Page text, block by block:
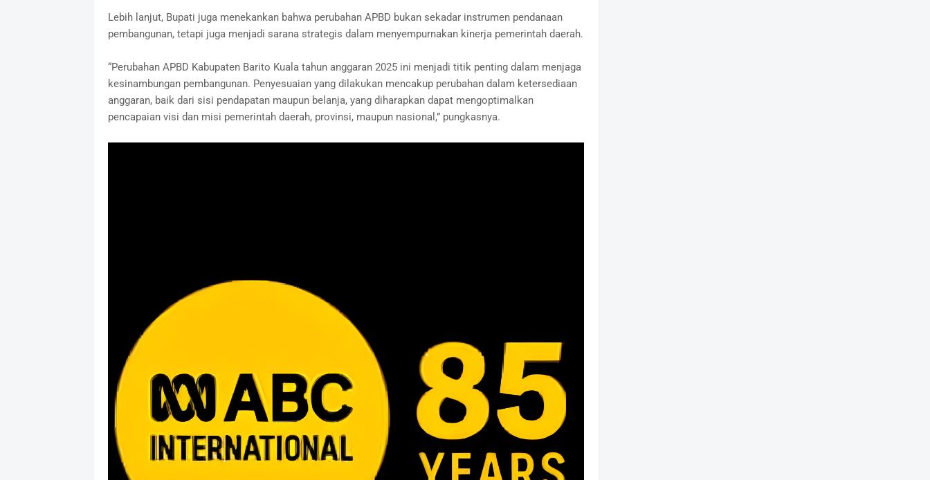
Lebih lanjut, Bupati juga menekankan bahwa perubahan APBD bukan sekadar instrumen pendanaan
pembangunan, tetapi juga menjadi sarana strategis dalam menyempurnakan kinerja pemerintah daerah.
“Perubahan APBD Kabupaten Barito Kuala tahun anggaran 2025 ini menjadi titik penting dalam menjaga
kesinambungan pembangunan. Penyesuaian yang dilakukan mencakup perubahan dalam ketersediaan
anggaran, baik dari sisi pendapatan maupun belanja, yang diharapkan dapat mengoptimalkan
pencapaian visi dan misi pemerintah daerah, provinsi, maupun nasional,” pungkasnya.